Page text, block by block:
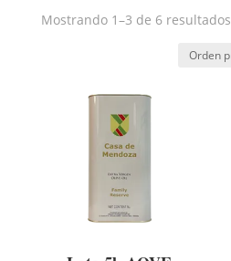
Mostrando 1–3 de 6 resultados